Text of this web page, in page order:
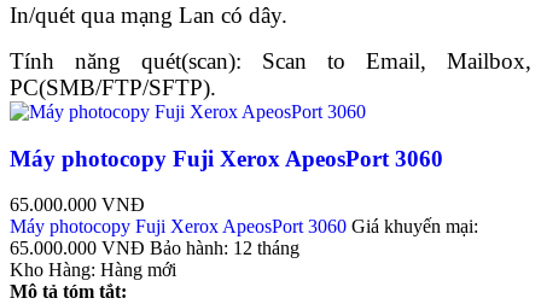
In/quét qua mạng Lan có dây.
Tính năng quét(scan): Scan to Email, Mailbox,
PC(SMB/FTP/SFTP).
Máy photocopy Fuji Xerox ApeosPort 3060
65.000.000 VNĐ
Máy photocopy Fuji Xerox ApeosPort 3060 Giá khuyến mại:
65.000.000 VNĐ Bảo hành: 12 tháng
Kho Hàng: Hàng mới
Mô tả tóm tắt: